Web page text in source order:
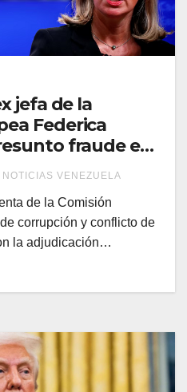
jefa de la
Federica
fraude en
NOTICIAS VENEZUELA
de la Comisión
corrupción y conflicto de
la adjudicación…